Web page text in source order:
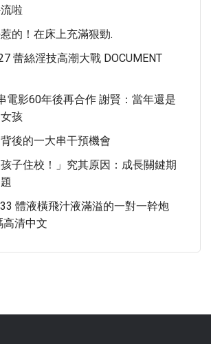
啦
的！在床上充滿狠勁.
蕾絲淫技高潮大戰 DOCUMENT
電影60年後再合作 謝賢：當年還是
孩
後的一大串干預機會
孩子住校！」究其原因：成長關鍵期
體液橫飛汁液滿溢的一對一幹炮
高清中文